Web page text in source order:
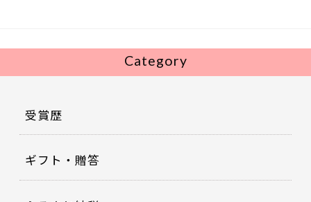
Category
受賞歴
ギフト・贈答